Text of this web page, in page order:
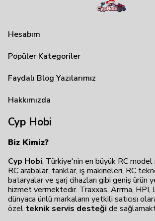
Hesabım
Popüler Kategoriler
Faydalı Blog Yazılarımız
Hakkımızda
Cyp Hobi
Biz Kimiz?
Cyp Hobi, Türkiye'nin en büyük RC model
RC arabalar, tanklar, iş makineleri, RC
bataryalar ve şarj cihazları gibi geniş ürün
hizmet vermektedir. Traxxas, Arrma, HPI,
dünyaca ünlü markaların yetkili satıcısı
özel teknik servis desteği de